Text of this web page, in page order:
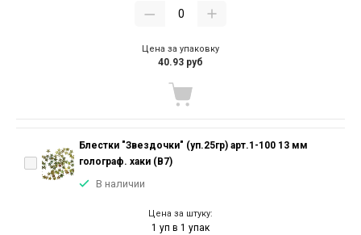
Цена за упаковку
40.93 руб
Блестки "Звездочки" (уп.25гр) арт.1-100 13 мм
голограф. хаки (В7)
В наличии
Цена за штуку:
1 уп в 1 упак